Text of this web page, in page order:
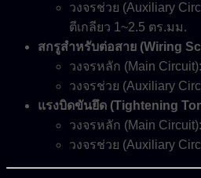
วงจรช่วย (Auxiliary
ตีเกลียว 1~2.5 ตร.มม.
สกรูสำหรับต่อสาย (Wiring
วงจรหลัก (Main
วงจรช่วย (Auxiliary
แรงบิดขันยึด (Tightening
วงจรหลัก (Main
วงจรช่วย (Auxiliary